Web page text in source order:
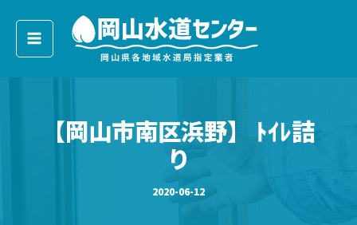
【岡山市南区浜野】 ﾄｲﾚ詰
り
2020-06-12
ー
カ
イ